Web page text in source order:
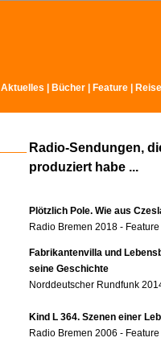
Aktuelles Bücher Feature
Radio-Sendungen,
produziert habe ...
Plötzlich Pole. Wie aus
Radio Bremen 2018 - Feature
Fabrikantenvilla und
seine Geschichte
Norddeutscher Rundfunk
Kind L 364. Szenen einer
Radio Bremen 2006 - Feature